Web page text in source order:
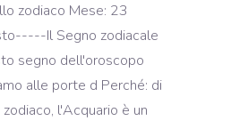
zodiaco Mese: 23
Il Segno zodiacale
segno dell'oroscopo
alle porte d Perché: di
l'Acquario è un